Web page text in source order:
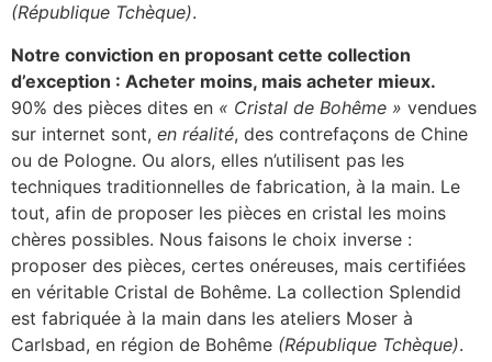
(République Tchèque).
Notre conviction en proposant cette collection
d’exception : Acheter moins, mais acheter mieux.
90% des pièces dites en « Cristal de Bohême » vendues
sur internet sont, en réalité, des contrefaçons de Chine
ou de Pologne. Ou alors, elles n’utilisent pas les
techniques traditionnelles de fabrication, à la main. Le
tout, afin de proposer les pièces en cristal les moins
chères possibles. Nous faisons le choix inverse :
proposer des pièces, certes onéreuses, mais certifiées
en véritable Cristal de Bohême. La collection Splendid
est fabriquée à la main dans les ateliers Moser à
Carlsbad, en région de Bohême (République Tchèque).